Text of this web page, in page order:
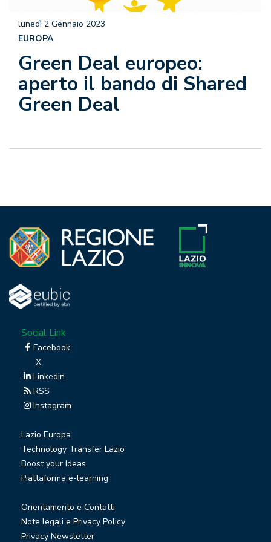
Green Deal europeo:
aperto il bando di Shared
Green Deal
lunedì 2 Gennaio 2023
EUROPA
Social Link
Facebook
X
Linkedin
RSS
Instagram
Lazio Europa
Technology Transfer Lazio
Boost your Ideas
Piattaforma e-learning
Orientamento e Contatti
Note legali e Privacy Policy
Privacy Newsletter